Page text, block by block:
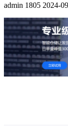
admin 1805 2024-